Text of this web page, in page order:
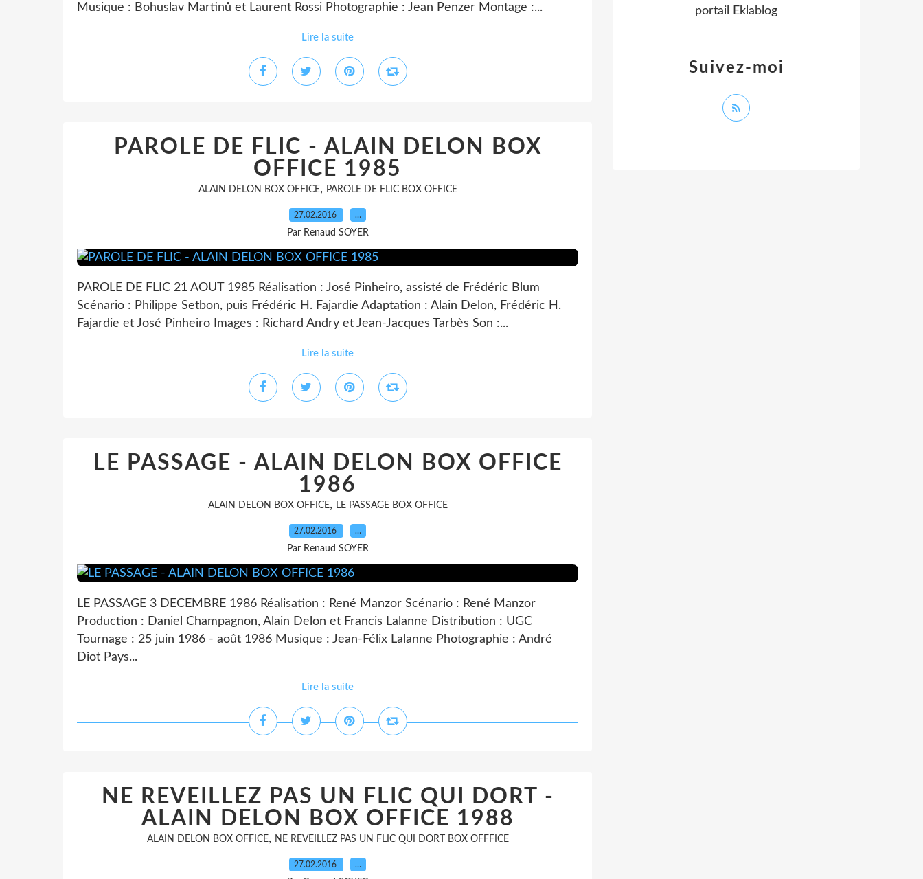
Musique : Bohuslav Martinů et Laurent Rossi Photographie : Jean Penzer Montage :...
Lire la suite
PAROLE DE FLIC - ALAIN DELON BOX
OFFICE 1985
ALAIN DELON BOX OFFICE, PAROLE DE FLIC BOX OFFICE
27.02.2016 …
Par Renaud SOYER
PAROLE DE FLIC 21 AOUT 1985 Réalisation : José Pinheiro, assisté de Frédéric Blum
Scénario : Philippe Setbon, puis Frédéric H. Fajardie Adaptation : Alain Delon, Frédéric H.
Fajardie et José Pinheiro Images : Richard Andry et Jean-Jacques Tarbès Son :...
Lire la suite
LE PASSAGE - ALAIN DELON BOX OFFICE
1986
ALAIN DELON BOX OFFICE, LE PASSAGE BOX OFFICE
27.02.2016 …
Par Renaud SOYER
LE PASSAGE 3 DECEMBRE 1986 Réalisation : René Manzor Scénario : René Manzor
Production : Daniel Champagnon, Alain Delon et Francis Lalanne Distribution : UGC
Tournage : 25 juin 1986 - août 1986 Musique : Jean-Félix Lalanne Photographie : André
Diot Pays...
Lire la suite
NE REVEILLEZ PAS UN FLIC QUI DORT -
ALAIN DELON BOX OFFICE 1988
ALAIN DELON BOX OFFICE, NE REVEILLEZ PAS UN FLIC QUI DORT BOX OFFFICE
27.02.2016 …
Suivez-moi
portail Eklablog